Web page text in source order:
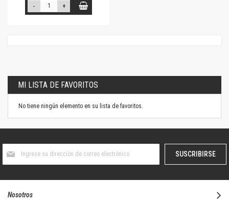
- +
MI LISTA DE FAVORITOS
No tiene ningún elemento en su lista de favoritos.
boletín
SUSCRIBIRSE
Nosotros